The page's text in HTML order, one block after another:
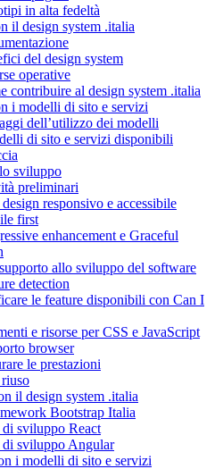
in alta fedeltà
il design system .italia
del design system
operative
contribuire al design system .italia
i modelli di sito e servizi
dell’utilizzo dei modelli
di sito e servizi disponibili
sviluppo
preliminari
responsivo e accessibile
first
enhancement e Graceful
allo sviluppo del software
detection
le feature disponibili con Can I
e risorse per CSS e JavaScript
browser
le prestazioni
il design system .italia
Bootstrap Italia
sviluppo React
sviluppo Angular
i modelli di sito e servizi